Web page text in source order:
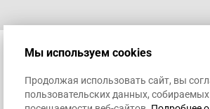
Мы используем cookies
Продолжая использовать сайт, вы
пользовательских данных,